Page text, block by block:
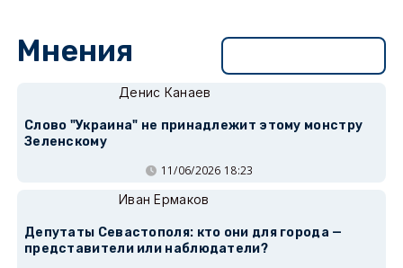
Мнения
Денис Канаев
Слово "Украина" не принадлежит этому монстру
Зеленскому
11/06/2026 18:23
Иван Ермаков
Депутаты Севастополя: кто они для города —
представители или наблюдатели?